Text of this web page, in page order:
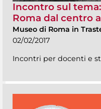
Incontro sul
Roma dal centro
Museo di Roma in
02/02/2017
Incontri per docenti e